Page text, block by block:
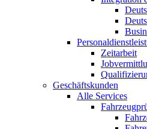
Zeitarbeit
Geschäftskunden
Alle Services